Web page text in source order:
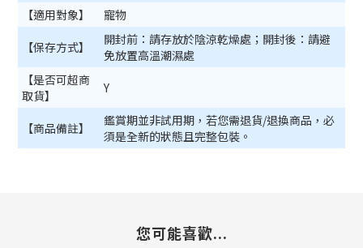
【適用對象】
寵物
【保存方式】
開封前：請存放於陰涼乾燥處；開封後：請避
免放置高溫潮濕處
【是否可超商
取貨】
Y
【商品備註】
鑑賞期並非試用期，若您需退貨/退換商品，必
須是全新的狀態且完整包裝。
您可能喜歡...